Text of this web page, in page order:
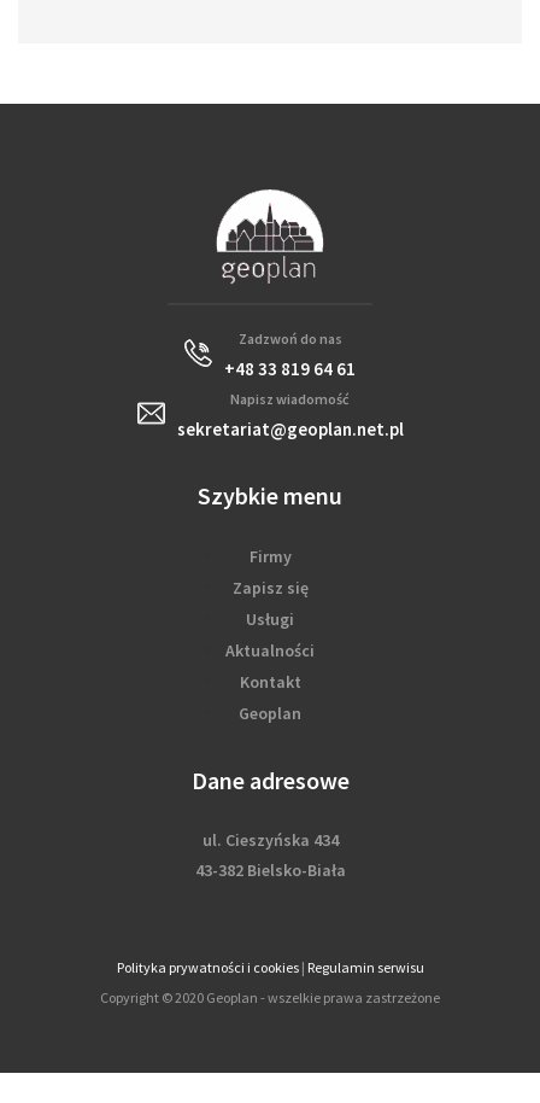
Zadzwoń do nas
+48 33 819 64 61
Napisz wiadomość
sekretariat@geoplan.net.pl
Szybkie menu
Firmy
Zapisz się
Usługi
Aktualności
Kontakt
Geoplan
Dane adresowe
ul. Cieszyńska 434
43-382 Bielsko-Biała
Polityka prywatności i cookies| Regulamin serwisu
Copyright © 2020 Geoplan - wszelkie prawa zastrzeżone